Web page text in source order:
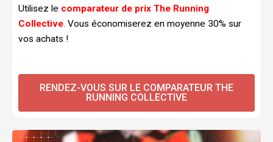
Utilisez le comparateur de prix The Running
Collective. Vous économiserez en moyenne 30% sur
vos achats !
RENDEZ-VOUS SUR LE COMPARATEUR THE
RUNNING COLLECTIVE